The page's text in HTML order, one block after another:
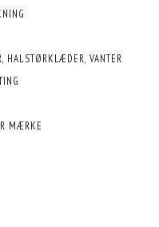
HALSTØRKLÆDER, VANTER
MÆRKE